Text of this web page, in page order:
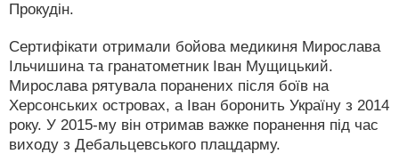
Прокудін.
Сертифікати отримали бойова медикиня Мирослава
Ільчишина та гранатометник Іван Мущицький.
Мирослава рятувала поранених після боїв на
Херсонських островах, а Іван боронить Україну з 2014
року. У 2015-му він отримав важке поранення під час
виходу з Дебальцевського плацдарму.